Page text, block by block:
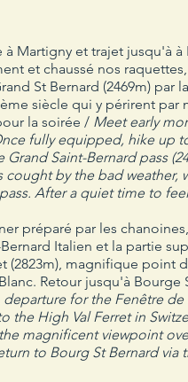
à Martigny et trajet jusqu'à
et chaussé nos
St Bernard (2469m) par
siècle qui y périrent
la soirée / Meet early
fully equipped, hike up
Saint-Bernard pass
by the bad
After a quiet time to
préparé par les
Italien et la partie
magnifique point
Retour jusqu'à Bourge
for the Fenêtre
the High Val Ferret in
magnificent viewpoint
to Bourg St Bernard via